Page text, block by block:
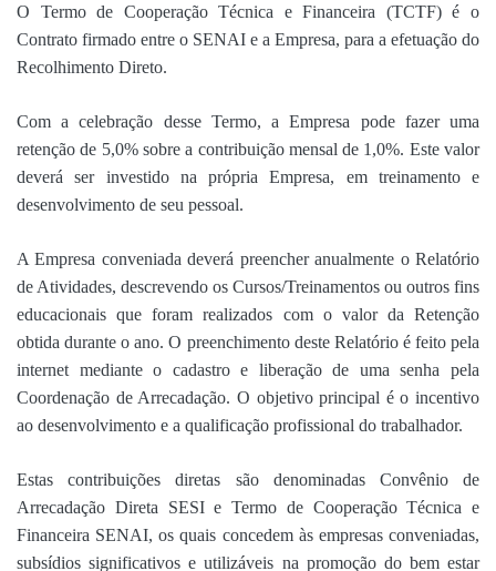
O Termo de Cooperação Técnica e Financeira (TCTF) é o
Contrato firmado entre o SENAI e a Empresa, para a efetuação do
Recolhimento Direto.
Com a celebração desse Termo, a Empresa pode fazer uma
retenção de 5,0% sobre a contribuição mensal de 1,0%. Este valor
deverá ser investido na própria Empresa, em treinamento e
desenvolvimento de seu pessoal.
A Empresa conveniada deverá preencher anualmente o Relatório
de Atividades, descrevendo os Cursos/Treinamentos ou outros fins
educacionais que foram realizados com o valor da Retenção
obtida durante o ano. O preenchimento deste Relatório é feito pela
internet mediante o cadastro e liberação de uma senha pela
Coordenação de Arrecadação. O objetivo principal é o incentivo
ao desenvolvimento e a qualificação profissional do trabalhador.
Estas contribuições diretas são denominadas Convênio de
Arrecadação Direta SESI e Termo de Cooperação Técnica e
Financeira SENAI, os quais concedem às empresas conveniadas,
subsídios significativos e utilizáveis na promoção do bem estar